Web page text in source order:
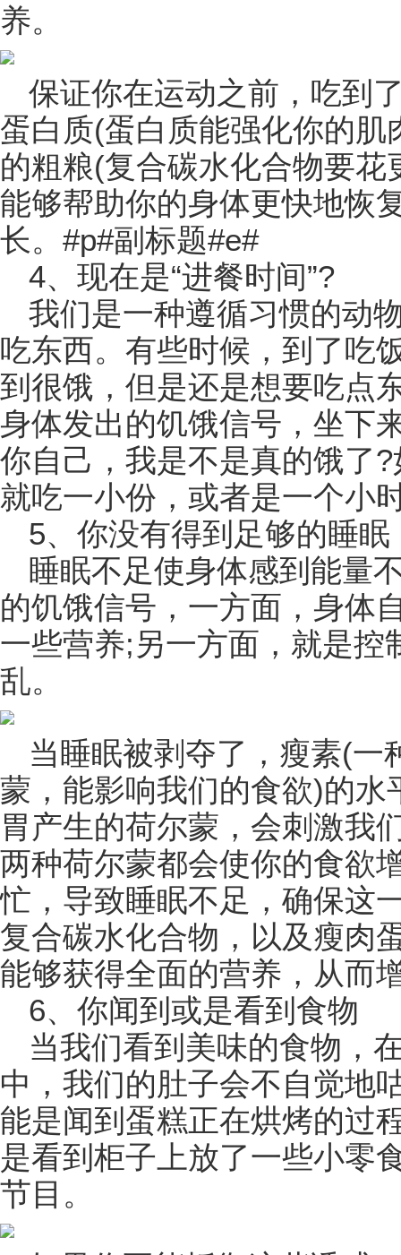
养。
保证你在运动之前，吃到
蛋白质(蛋白质能强化你的
的粗粮(复合碳水化合物要
能够帮助你的身体更快地恢
长。#p#副标题#e#
4、现在是“进餐时间”?
我们是一种遵循习惯的动
吃东西。有些时候，到了吃
到很饿，但是还是想要吃点
身体发出的饥饿信号，坐下
你自己，我是不是真的饿了
就吃一小份，或者是一个小
5、你没有得到足够的睡眠
睡眠不足使身体感到能量
的饥饿信号，一方面，身体
一些营养;另一方面，就是控
乱。
当睡眠被剥夺了，瘦素(一
蒙，能影响我们的食欲)的
胃产生的荷尔蒙，会刺激我
两种荷尔蒙都会使你的食欲
忙，导致睡眠不足，确保这
复合碳水化合物，以及瘦肉
能够获得全面的营养，从而
6、你闻到或是看到食物
当我们看到美味的食物，
中，我们的肚子会不自觉地
能是闻到蛋糕正在烘烤的过
是看到柜子上放了一些小零
节目。